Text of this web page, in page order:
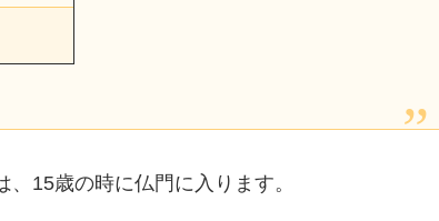
15歳の時に仏門に入ります。